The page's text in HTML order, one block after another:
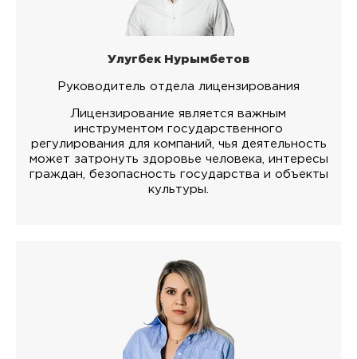
Улугбек Нурымбетов
Руководитель отдела лицензирования
Лицензирование является важным
инструментом государственного
регулирования для компаний, чья деятельность
может затронуть здоровье человека, интересы
граждан, безопасность государства и объекты
культуры.